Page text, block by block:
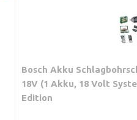
Bosch Akku
18V (1 Akku, 18 Volt
Edition